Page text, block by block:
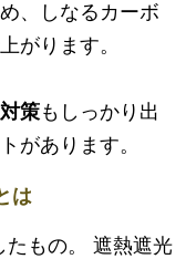
、しなるカーボ
がります。
策もしっかり出
があります。
は
たもの。 遮熱遮光